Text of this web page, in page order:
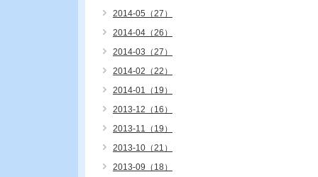
2014-05（27）
2014-04（26）
2014-03（27）
2014-02（22）
2014-01（19）
2013-12（16）
2013-11（19）
2013-10（21）
2013-09（18）